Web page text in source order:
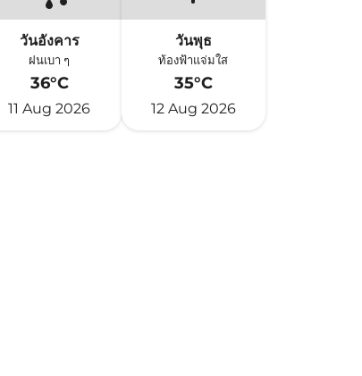
วันอังคาร
ฝนเบา ๆ
36°C
11 Aug 2026
วันพุธ
ท้องฟ้าแจ่มใส
35°C
12 Aug 2026